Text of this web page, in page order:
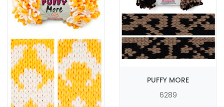
PUFFY MORE
6289